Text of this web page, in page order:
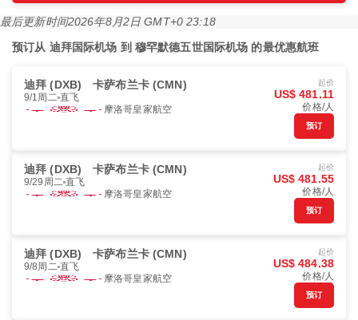
最后更新时间2026年8月2日 GMT+0 23:18
预订从 迪拜国际机场 到 穆罕默德五世国际机场 的最优惠航班
迪拜 (DXB) 卡萨布兰卡 (CMN)
9/1周二 直飞
摩洛哥皇家航空
起价
US$ 481.11
价格/人
预订
迪拜 (DXB) 卡萨布兰卡 (CMN)
9/29周二 直飞
摩洛哥皇家航空
起价
US$ 481.55
价格/人
预订
迪拜 (DXB) 卡萨布兰卡 (CMN)
9/8周二 直飞
摩洛哥皇家航空
起价
US$ 484.38
价格/人
预订